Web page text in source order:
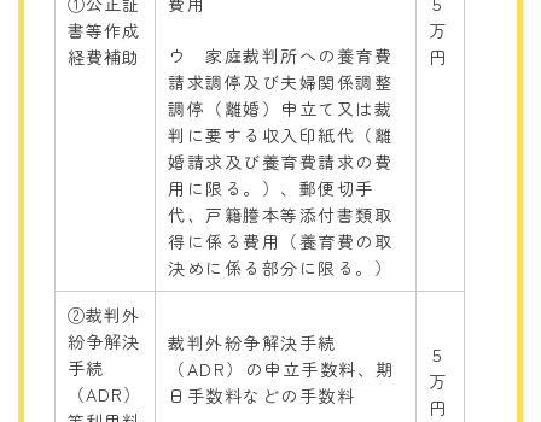
書等作成
経費補助
ウ 家庭裁判所への養育費
請求調停及び夫婦関係調整
調停（離婚）申立て又は裁
判に要する収入印紙代（離
婚請求及び養育費請求の費
用に限る。）、郵便切手
代、 戸籍謄本等添付書類取
得に係る費用（養育費の取
決めに係る部分に限る。）
万
円
②裁判外
紛争解決
手続
（ADR）
裁判外紛争解決手続
（ADR）の申立手数料、期
日手数料などの手数料
５
万
円